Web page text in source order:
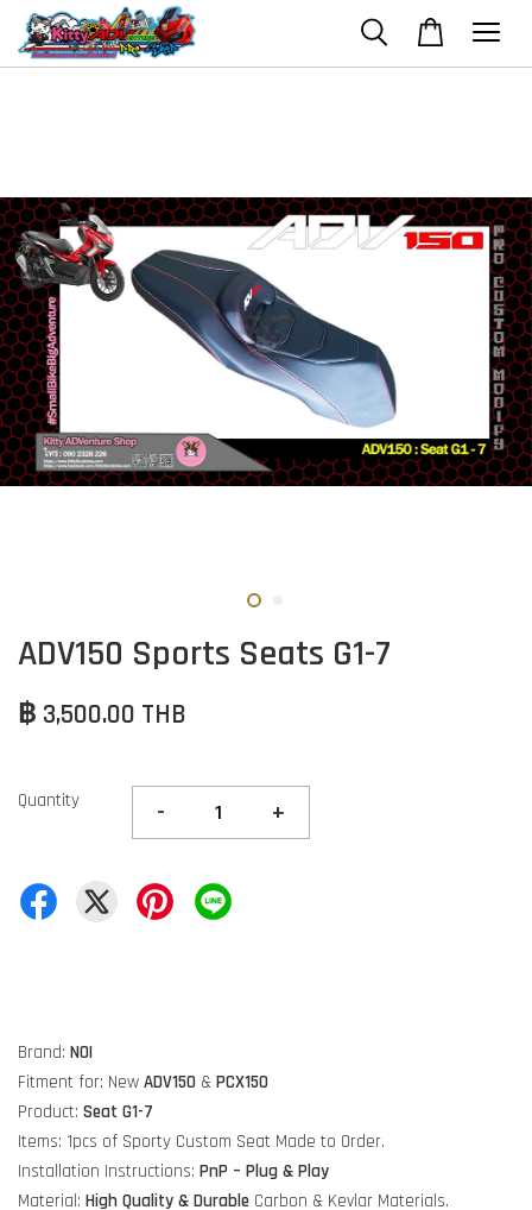
ADV150 Sports Seats G1-7
฿ 3,500.00 THB
Quantity - +
Brand: NOI
Fitment for: New ADV150 & PCX150
Product: Seat G1-7
Items: 1pcs of Sporty Custom Seat Made to Order.
Installation Instructions: PnP – Plug & Play
Material: High Quality & Durable Carbon & Kevlar Materials.